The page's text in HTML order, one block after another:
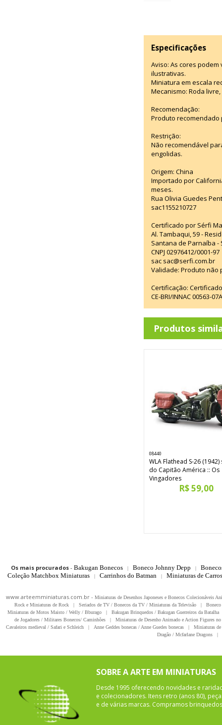
Especificações
Aviso: As cores
ilustrativas.
Miniatura em escala
Mecanismo: Roda
Recomendação:
Produto recomendado
Restrição:
Não recomendável
engolidas.
Origem: China
Importado por
meses.
Rua Olivia Guedes
sac1155210727
Certificado por Sérfi
Al. Tambaqui, 59 -
Santana de Parnaíba -
CNPJ 02976412/0001-97
sac sac@serfi.com.br
Validade: Produto não
Certificação:
CE-BRI/INNAC 00563-
Produtos
08440
WLA Flathead S-26
do Capitão América :: Os
Vingadores
R$ 59,00
Os mais procurados- Bakugan Bonecos | Boneco Johnny Depp |
Coleção Matchbox Miniaturas
| Carrinhos do Batman | Miniaturas de
www.arteemminiaturas.com.br - Miniaturas de Desenhos Japoneses e Bonecos Colecionáveis
Rock e Miniaturas de Rock
| Seriados de TV / Bonecos da TV / Miniaturas da Televisão |
Miniaturas de Motos Maisto / Welly / Bburago
| Bakugan Brinquedos / Bakugan Guerreiros da Batalha
de Jogadores / Militares Bonecos/ Caminhões
|
Miniaturas de Desenho Animado e Action Figures
Cavaleiros medieval / Safari e Schleich
| Anne Geddes bonecas / Anne Guedes bonecas |
Miniaturas
Dragão / Mcfarlane Dragons
|
SOBRE A ARTE EM MINIATURAS
Desde 1995 oferecendo novidades e
e colecionadores. Itens retro (anos 80),
e de várias marcas. Compramos